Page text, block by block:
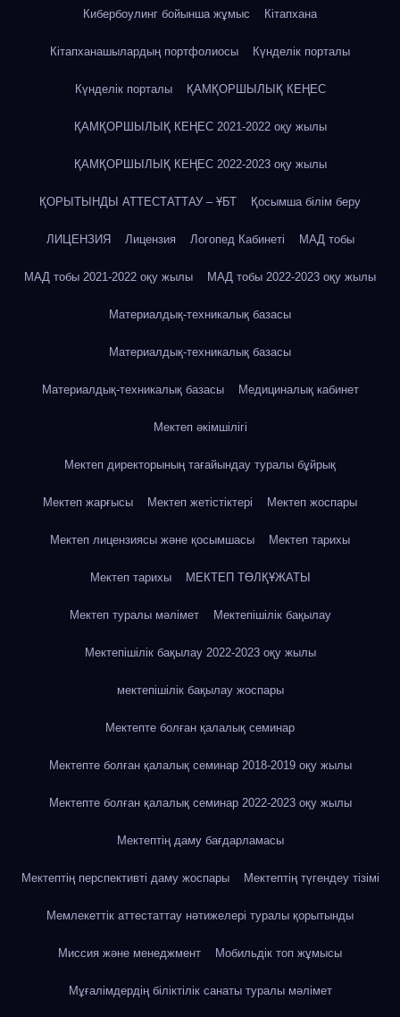
Кибербоулинг бойынша жұмыс Кітапхана
Кітапханашылардың портфолиосы Күнделік порталы
Күнделік порталы ҚАМҚОРШЫЛЫҚ КЕҢЕС
ҚАМҚОРШЫЛЫҚ КЕҢЕС 2021-2022 оқу жылы
ҚАМҚОРШЫЛЫҚ КЕҢЕС 2022-2023 оқу жылы
ҚОРЫТЫНДЫ АТТЕСТАТТАУ – ҰБТ Қосымша білім беру
ЛИЦЕНЗИЯ Лицензия Логопед Кабинеті МАД тобы
МАД тобы 2021-2022 оқу жылы МАД тобы 2022-2023 оқу жылы
Материалдық-техникалық базасы
Материалдық-техникалық базасы
Материалдық-техникалық базасы Медициналық кабинет
Мектеп әкімшілігі
Мектеп директорының тағайындау туралы бұйрық
Мектеп жарғысы Мектеп жетістіктері Мектеп жоспары
Мектеп лицензиясы және қосымшасы Мектеп тарихы
Мектеп тарихы МЕКТЕП ТӨЛҚҰЖАТЫ
Мектеп туралы мәлімет Мектепішілік бақылау
Мектепішілік бақылау 2022-2023 оқу жылы
мектепішілік бақылау жоспары
Мектепте болған қалалық семинар
Мектепте болған қалалық семинар 2018-2019 оқу жылы
Мектепте болған қалалық семинар 2022-2023 оқу жылы
Мектептің даму бағдарламасы
Мектептің перспективті даму жоспары Мектептің түгендеу тізімі
Мемлекеттік аттестаттау нәтижелері туралы қорытынды
Миссия және менеджмент Мобильдік топ жұмысы
Мұғалімдердің біліктілік санаты туралы мәлімет